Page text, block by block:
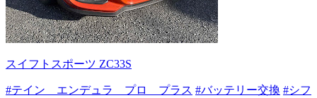
スイフトスポーツ ZC33S
#テイン エンデュラ プロ プラス #バッテリー交換 #シフ